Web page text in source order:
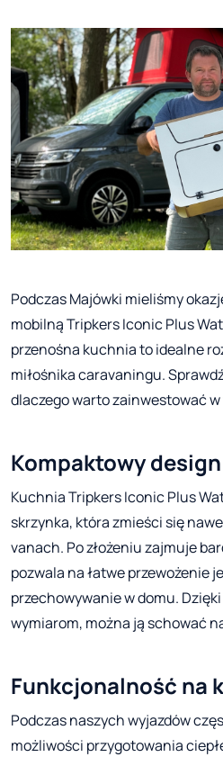
Podczas Majówki mieliśmy
mobilną Tripkers Iconic Plus
przenośna kuchnia to idealne
miłośnika caravaningu.
dlaczego warto zainwestować
Kompaktowy design
Kuchnia Tripkers Iconic Plus
skrzynka, która zmieści się
vanach. Po złożeniu zajmuje
pozwala na łatwe przewożenie
przechowywanie w domu.
wymiarom, można ją schować
Funkcjonalność na
Podczas naszych wyjazdów
możliwości przygotowania